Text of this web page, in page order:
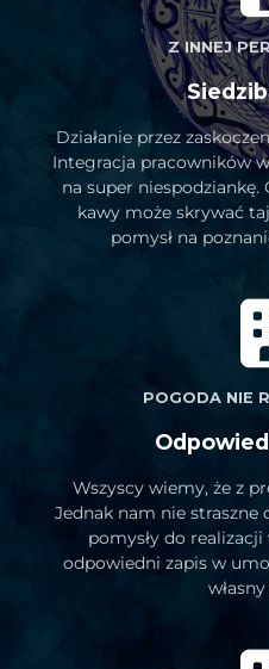
Z INNEJ
Działanie przez
Integracja pracowników
na super niespodziankę.
kawy może skrywać
pomysł na
POGODA NIE
Wszyscy wiemy, że z
Jednak nam nie straszne
pomysły do
odpowiedni zapis w